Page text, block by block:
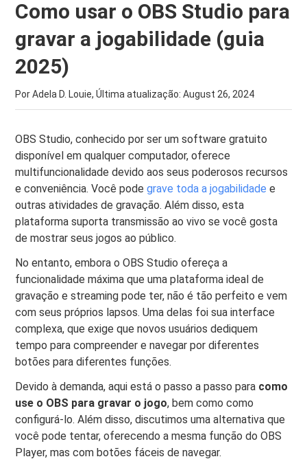
Como usar o OBS Studio para
gravar a jogabilidade (guia
2025)
Por Adela D. Louie, Última atualização:August 26, 2024
OBS Studio, conhecido por ser um software gratuito
disponível em qualquer computador, oferece
multifuncionalidade devido aos seus poderosos recursos
e conveniência. Você podegrave toda a jogabilidade e
outras atividades de gravação. Além disso, esta
plataforma suporta transmissão ao vivo se você gosta
de mostrar seus jogos ao público.
No entanto, embora o OBS Studio ofereça a
funcionalidade máxima que uma plataforma ideal de
gravação e streaming pode ter, não é tão perfeito e vem
com seus próprios lapsos. Uma delas foi sua interface
complexa, que exige que novos usuários dediquem
tempo para compreender e navegar por diferentes
botões para diferentes funções.
Devido à demanda, aqui está o passo a passo para como
use o OBS para gravar o jogo, bem como como
configurá-lo. Além disso, discutimos uma alternativa que
você pode tentar, oferecendo a mesma função do OBS
Player, mas com botões fáceis de navegar.